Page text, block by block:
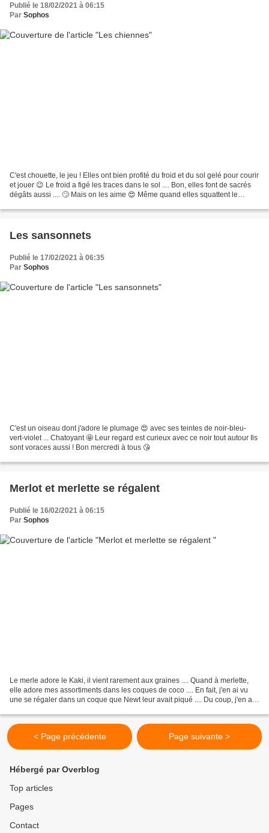
Publié le 18/02/2021 à 06:15
Par Sophos
C'est chouette, le jeu ! Elles ont bien profité du froid et du sol gelé pour courir
et jouer 😉 Le froid a figé les traces dans le sol .... Bon, elles font de sacrés
dégâts aussi .... 🙄 Mais on les aime 😍 Même quand elles squattent le
Les sansonnets
Publié le 17/02/2021 à 06:35
Par Sophos
C'est un oiseau dont j'adore le plumage 😍 avec ses teintes de noir-bleu-
vert-violet ... Chatoyant 🤩 Leur regard est curieux avec ce noir tout autour Ils
sont voraces aussi ! Bon mercredi à tous 😘
Merlot et merlette se régalent
Publié le 16/02/2021 à 06:15
Par Sophos
Le merle adore le Kaki, il vient rarement aux graines .... Quand à merlette,
elle adore mes assortiments dans les coques de coco .... En fait, j'en ai vu
une se régaler dans un coque que Newt leur avait piqué .... Du coup, j'en ai
< Page précédente Page suivante >
Hébergé par Overblog
Top articles
Pages
Contact